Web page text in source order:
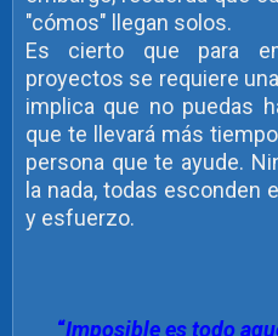
"cómos" llegan solos.
Es cierto que para
proyectos se requiere
implica que no puedas
que te llevará más
persona que te ayude.
la nada, todas esconden
y esfuerzo.
“Imposible es todo